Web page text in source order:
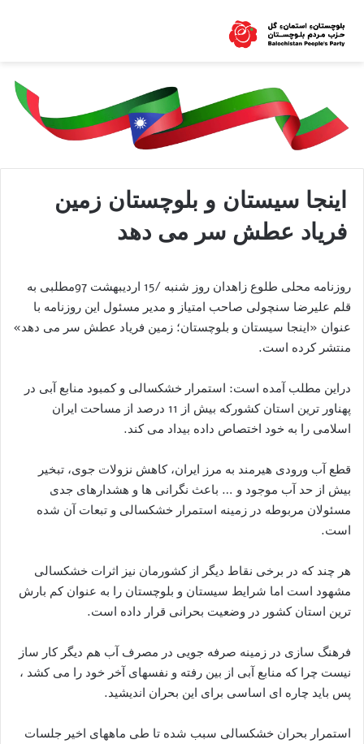
اینجا سیستان و بلوچستان زمین
فریاد عطش سر می دهد
روزنامه محلی طلوع زاهدان روز شنبه /15 اردیبهشت 97مطلبی به
قلم علیرضا سنچولی صاحب امتیاز و مدیر مسئول این روزنامه با
عنوان «اینجا سیستان و بلوچستان؛ زمین فریاد عطش سر می دهد»
منتشر کرده است.
دراین مطلب آمده است: استمرار خشکسالی و کمبود منابع آبی در
پهناور ترین استان کشورکه بیش از 11 درصد از مساحت ایران
اسلامی را به خود اختصاص داده بیداد می کند.
قطع آب ورودی هیرمند به مرز ایران، کاهش نزولات جوی، تبخیر
بیش از حد آب موجود و … باعث نگرانی ها و هشدارهای جدی
مسئولان مربوطه در زمینه استمرار خشکسالی و تبعات آن شده
است.
هر چند که در برخی نقاط دیگر از کشورمان نیز اثرات خشکسالی
مشهود است اما شرایط سیستان و بلوچستان را به عنوان کم بارش
ترین استان کشور در وضعیت بحرانی قرار داده است.
فرهنگ سازی در زمینه صرفه جویی در مصرف آب هم دیگر کار ساز
نیست چرا که منابع آبی از بین رفته و نفسهای آخر خود را می کشد ،
پس باید چاره ای اساسی برای این بحران اندیشید.
استمرار بحران خشکسالی سبب شده تا طی ماههای اخیر جلسات